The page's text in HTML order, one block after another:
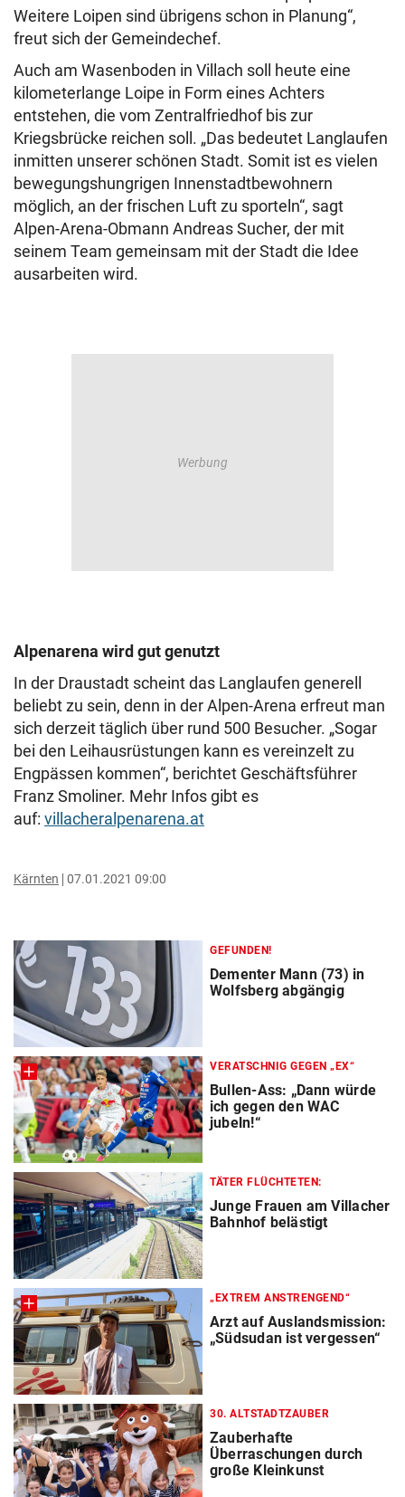
Weitere Loipen sind übrigens schon in Planung“,
freut sich der Gemeindechef.
Auch am Wasenboden in Villach soll heute eine
kilometerlange Loipe in Form eines Achters
entstehen, die vom Zentralfriedhof bis zur
Kriegsbrücke reichen soll. „Das bedeutet Langlaufen
inmitten unserer schönen Stadt. Somit ist es vielen
bewegungshungrigen Innenstadtbewohnern
möglich, an der frischen Luft zu sporteln“, sagt
Alpen-Arena-Obmann Andreas Sucher, der mit
seinem Team gemeinsam mit der Stadt die Idee
ausarbeiten wird.
Alpenarena wird gut genutzt
In der Draustadt scheint das Langlaufen generell
beliebt zu sein, denn in der Alpen-Arena erfreut man
sich derzeit täglich über rund 500 Besucher. „Sogar
bei den Leihausrüstungen kann es vereinzelt zu
Engpässen kommen“, berichtet Geschäftsführer
Franz Smoliner. Mehr Infos gibt es
auf: villacheralpenarena.at
Kärnten 07.01.2021 09:00
GEFUNDEN!
Dementer Mann (73) in
Wolfsberg abgängig
VERATSCHNIG GEGEN „EX“
Bullen-Ass: „Dann würde
ich gegen den WAC
jubeln!“
TÄTER FLÜCHTETEN:
Junge Frauen am Villacher
Bahnhof belästigt
„EXTREM ANSTRENGEND“
Arzt auf Auslandsmission:
„Südsudan ist vergessen“
30. ALTSTADTZAUBER
Zauberhafte
Überraschungen durch
große Kleinkunst